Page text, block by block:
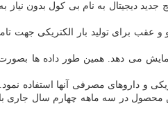
دیجیتال به نام بی کول بدون
عقب برای تولید بار الکتریکی جهت
می دهد. همین طور داده ها بصورت
و داروهای مصرفی آنها استفاده